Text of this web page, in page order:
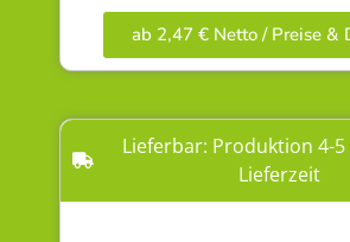
ab 2,47 € Netto / Preise &
Lieferbar: Produktion 4-5
Lieferzeit